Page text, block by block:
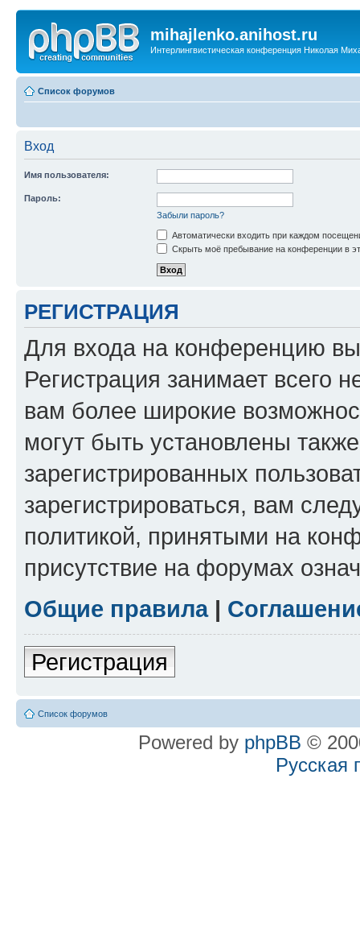
mihajlenko.anihost.ru
Интерлингвистическая конференция Николая
Список форумов
Вход
Имя пользователя:
Пароль:
Забыли пароль?
Автоматически входить при каждом
Скрыть моё пребывание на конференции в
РЕГИСТРАЦИЯ
Для входа на конференцию
Регистрация занимает всего
вам более широкие
могут быть установлены
зарегистрированных
зарегистрироваться, вам
политикой, принятыми на
присутствие на форумах
Общие правила|
Регистрация
Список форумов
Powered by phpBB ©
Русская